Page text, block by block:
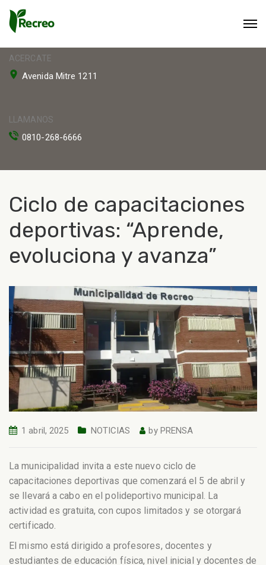
ACERCATE
Avenida Mitre 1211
LLAMANOS
0810-268-6666
Ciclo de capacitaciones
deportivas: “Aprende,
evoluciona y avanza”
1 abril, 2025 NOTICIAS by PRENSA
La municipalidad invita a este nuevo ciclo de
capacitaciones deportivas que comenzará el 5 de abril y
se llevará a cabo en el polideportivo municipal. La
actividad es gratuita, con cupos limitados y se otorgará
certificado.
El mismo está dirigido a profesores, docentes y
estudiantes de educación física, nivel inicial y docentes de